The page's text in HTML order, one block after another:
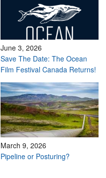
June 3, 2026
Save The Date: The Ocean
Film Festival Canada Returns!
March 9, 2026
Pipeline or Posturing?